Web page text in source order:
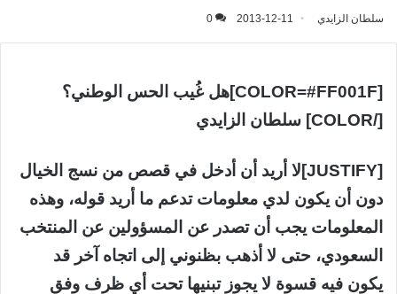
سلطان الزايدي 2013-12-11
0
[COLOR=#FF001F]هل غُيب الحس الوطني؟
[/COLOR] سلطان الزايدي
[JUSTIFY]لا أريد أن أدخل في قصص من نسج الخيال
دون أن يكون لدي معلومات تدعم ما أريد قوله، وهذه
المعلومات يجب أن تصدر عن المسؤولين عن المنتخب
السعودي، حتى لا أذهب بظنوني إلى اتجاه آخر قد
يكون فيه قسوة لا يجوز تبنيها تحت أي ظرف وفق